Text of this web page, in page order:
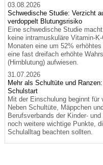
03.08.2026
Schwedische Studie: Verzicht
verdoppelt Blutungsrisiko
Eine schwedische Studie
keine intramuskuläre Vitamin-
Monaten eine um 52%
eine fast dreifach erhöhte
(Hirnblutung) aufwiesen.
31.07.2026
Mehr als Schultüte und
Schulstart
Mit der Einschulung beginnt für
Neben Schultüte, Mäppchen
Berufsverbands der Kinder-
noch weitere wichtige Punkte,
Schulalltag beachten sollten.